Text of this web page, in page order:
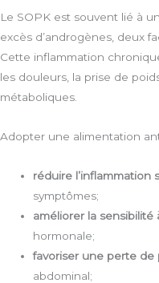
Le SOPK est souvent lié à
excès d’androgènes, deux
Cette inflammation
les douleurs, la prise de
métaboliques.
Adopter une alimentation
réduire l’inflammation
symptômes;
améliorer la sensibilité
hormonale;
favoriser une perte de
abdominal;